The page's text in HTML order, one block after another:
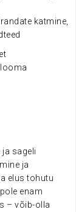
katmine,
sageli
ja
elus tohutu
enam
– võib-olla